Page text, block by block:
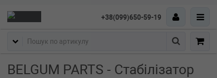
+38(099)650-59-19
Пошук
BELGUM PARTS - Стабілізатор